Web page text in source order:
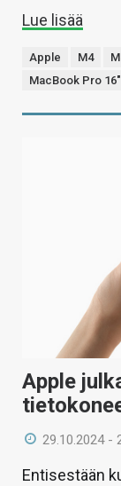
Lue lisää
Apple M4
MacBook Pro 16"
Apple
29.10.2024 -
Entisestään